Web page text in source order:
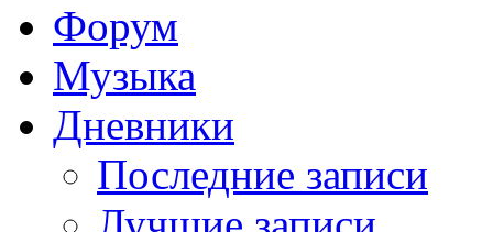
Форум
Музыка
Дневники
Последние записи